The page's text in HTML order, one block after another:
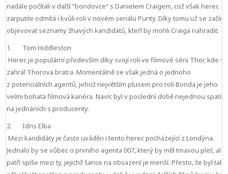
nadále počítali v další “bondovce“ s Danielem Craigem, což však herec
zarputile odmítá i kvůli roli v novém seriálu Purity. Díky tomu už se
objevovat seznamy žhavých kandidátů, kteří by mohli Craiga nahradit:
1. Tom Hiddleston
Herec je populární především díky svojí roli ve filmové sérii Thor, kde si
zahrál Thorova bratra. Momentálně se však jedná o jednoho
z potenciálních agentů, jehož největším plusem pro roli Bonda je jeho
velmi bohatá filmová kariéra. Navíc byl v poslední době nejednou
na jednáních s producenty.
2. Idris Elba
Mezi kandidáty je často uváděn i tento herec pocházející z Londýna.
Jednalo by se vůbec o prvního agenta 007, který by měl tmavou pleť, ale
patří spíše mezi ty, jejichž šance na obsazení je menší. Přesto, že byl taky